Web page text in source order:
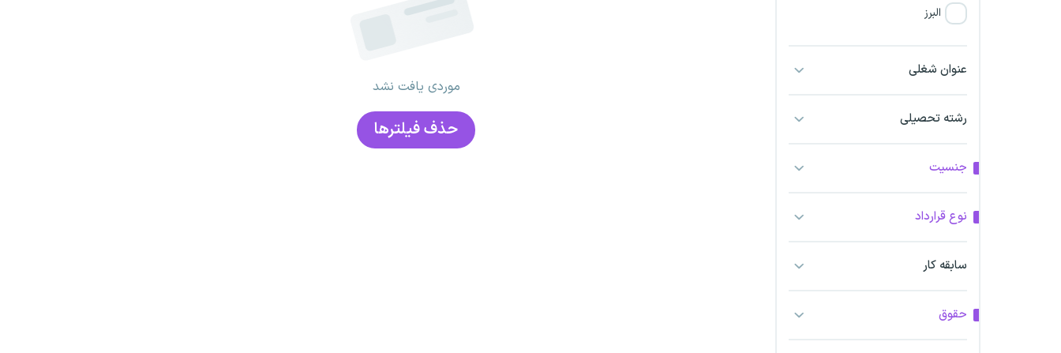
البرز
اراک
اردبیل
عنوان شغلی
رشته تحصیلی
جنسیت
نوع قرارداد
سابقه کار
حقوق
موردی یافت نشد
حذف فیلتر‌ها